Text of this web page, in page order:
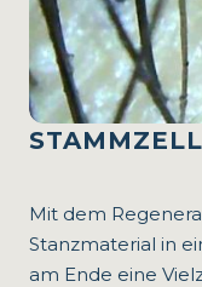
Mit dem
Stanzmaterial in
am Ende eine